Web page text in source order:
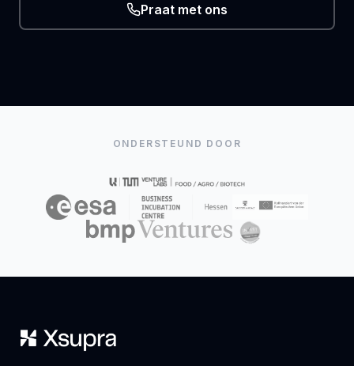
Praat met ons
ONDERSTEUND DOOR